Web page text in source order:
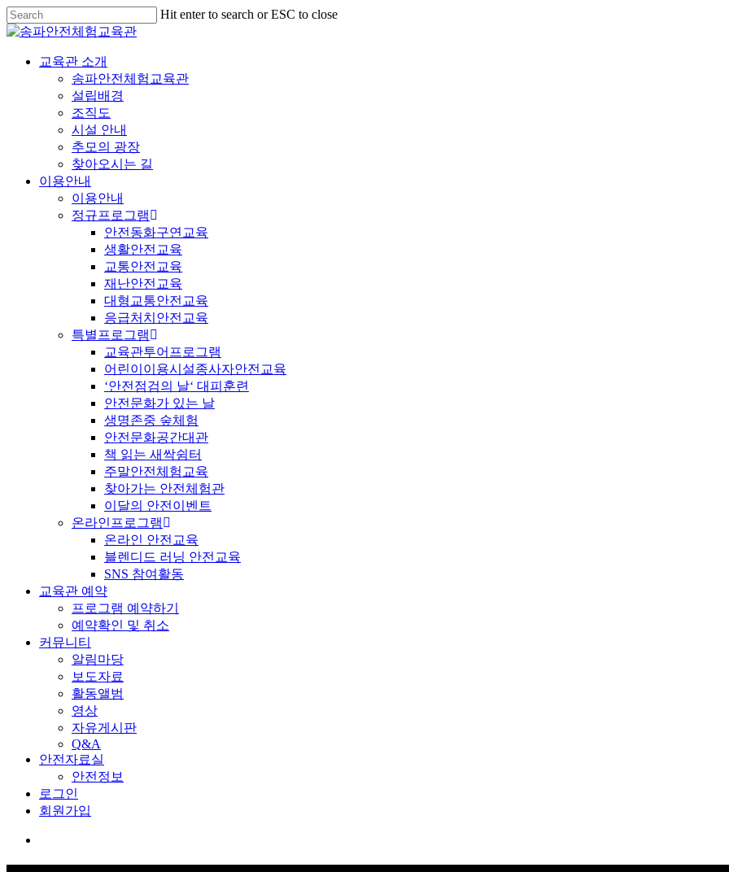
Hit enter to search or ESC to close
교육관 소개
송파안전체험교육관
설립배경
조직도
시설 안내
추모의 광장
찾아오시는 길
이용안내
이용안내
정규프로그램
안전동화구연교육
생활안전교육
교통안전교육
재난안전교육
대형교통안전교육
응급처치안전교육
특별프로그램
교육관투어프로그램
어린이이용시설종사자안전교육
‘안전점검의 날‘ 대피훈련
안전문화가 있는 날
생명존중 숲체험
안전문화공간대관
책 읽는 새싹쉼터
주말안전체험교육
찾아가는 안전체험관
이달의 안전이벤트
온라인프로그램
온라인 안전교육
블렌디드 러닝 안전교육
SNS 참여활동
교육관 예약
프로그램 예약하기
예약확인 및 취소
커뮤니티
알림마당
보도자료
활동앨범
영상
자유게시판
Q&A
안전자료실
안전정보
로그인
회원가입